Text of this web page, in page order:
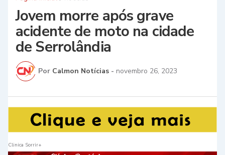
Jovem morre após grave
acidente de moto na cidade
de Serrolândia
Por Calmon Notícias - novembro 26, 2023
Clinica Sorrir+